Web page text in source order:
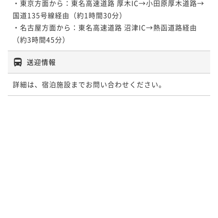
・東京方面から：東名高速道路 厚木IC→小田原厚木道路→
国道135号線経由（約1時間30分）
・名古屋方面から：東名高速道路 沼津IC→熱函道路経由
（約3時間45分）
送迎情報
詳細は、宿泊施設までお問い合わせください。